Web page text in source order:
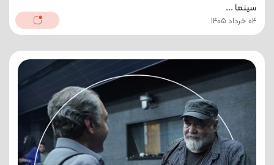
سینما ...
04 خرداد 1405